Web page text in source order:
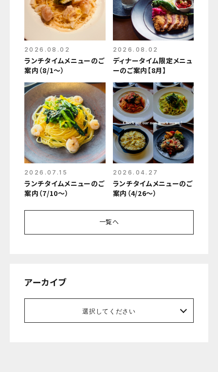
2026.08.02
ランチタイムメニューのご
案内（8/1～）
2026.08.02
ディナータイム限定メニュ
ーのご案内【8月】
2026.07.15
ランチタイムメニューのご
案内（7/10～）
2026.04.27
ランチタイムメニューのご
案内（4/26～）
一覧へ
アーカイブ
選択してください